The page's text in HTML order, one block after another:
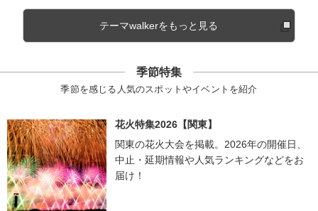
テーマwalkerをもっと見る
季節特集
季節を感じる人気のスポットやイベントを紹介
花火特集2026【関東】
関東の花火大会を掲載。2026年の開催日、
中止・延期情報や人気ランキングなどをお
届け！